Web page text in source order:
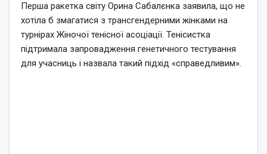
Перша ракетка світу Орина Сабалєнка заявила, що не
хотіла б змагатися з трансгендерними жінками на
турнірах Жіночої тенісної асоціації. Тенісистка
підтримала запровадження генетичного тестування
для учасниць і назвала такий підхід «справедливим».